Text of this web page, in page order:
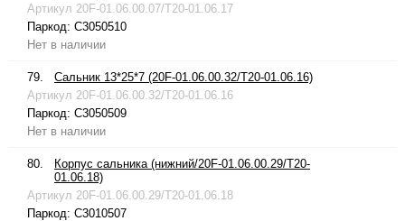
Артикул 20F-01.06.00.07/T20-01.06.17
Паркод: C3050510
Нет в наличии
79.
Сальник 13*25*7 (20F-01.06.00.32/T20-01.06.16)
Артикул 20F-01.06.00.32/T20-01.06.16
Паркод: C3050509
Нет в наличии
80.
Корпус сальника (нижний/20F-01.06.00.29/T20-
01.06.18)
Артикул 20F-01.06.00.29/T20-01.06.18
Паркод: C3010507